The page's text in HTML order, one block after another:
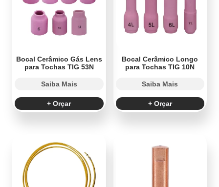
Bocal Cerâmico Gás Lens
para Tochas TIG 53N
Saiba Mais
+ Orçar
Bocal Cerâmico Longo
para Tochas TIG 10N
Saiba Mais
+ Orçar